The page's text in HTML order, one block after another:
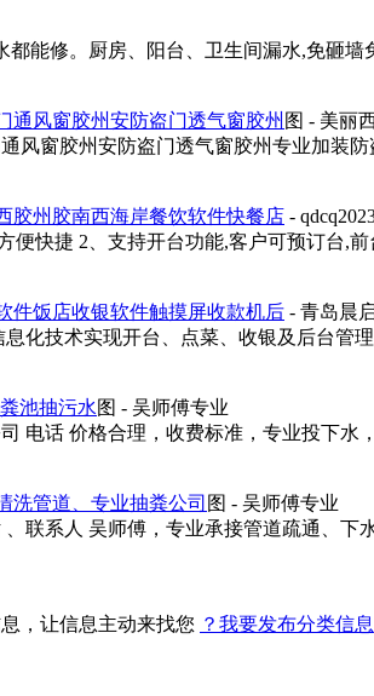
都能修。厨房、阳台、卫生间漏水,免砸
通风窗胶州安防盗门透气窗胶州 图 - 美丽
风窗胶州安防盗门透气窗胶州专业加装
胶州胶南西海岸餐饮软件快餐店 -
便快捷 2、支持开台功能,客户可预订台,
件饭店收银软件触摸屏收款机后 - 青岛晨
化技术实现开台、点菜、收银及后台
池抽污水图 - 吴师傅专业
电话 价格合理，收费标准，专业投下
洗管道、专业抽粪公司 图 - 吴师傅专业
联系人 吴师傅，专业承接管道疏通、下
，让信息主动来找您 ？我要发布分类信息